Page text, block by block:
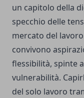
un capitolo della
specchio delle
mercato del
convivono
flessibilità, spinte
vulnerabilità.
del solo lavoro